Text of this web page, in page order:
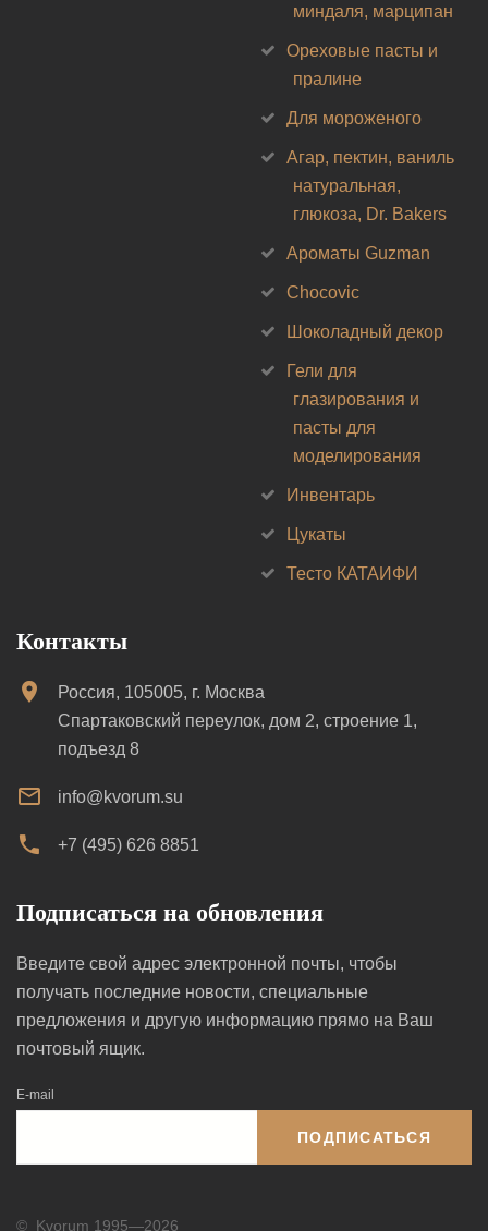
миндаля, марципан
Ореховые пасты и
пралине
Для мороженого
Агар, пектин, ваниль
натуральная,
глюкоза, Dr. Bakers
Ароматы Guzman
Chocovic
Шоколадный декор
Гели для
глазирования и
пасты для
моделирования
Инвентарь
Цукаты
Тесто КАТАИФИ
Контакты
Россия, 105005, г. Москва
Спартаковский переулок, дом 2, строение 1,
подъезд 8
info@kvorum.su
+7 (495) 626 8851
Подписаться на обновления
Введите свой адрес электронной почты, чтобы
получать последние новости, специальные
предложения и другую информацию прямо на Ваш
почтовый ящик.
E-mail
ПОДПИСАТЬСЯ
© Kvorum 1995—2026